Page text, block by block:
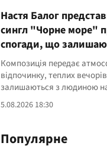
Настя Балог
сингл "Чорне море"
спогади, що
Композиція передає
відпочинку, теплих вечорів
залишаються з людиною
5.08.2026 18:30
Популярне